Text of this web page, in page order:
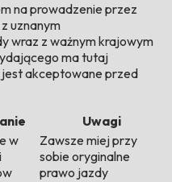
na prowadzenie przez
uznanym
wraz z ważnym krajowym
ma tutaj
akceptowane przed
Uwagi
w
Zawsze miej przy
sobie oryginalne
prawo jazdy